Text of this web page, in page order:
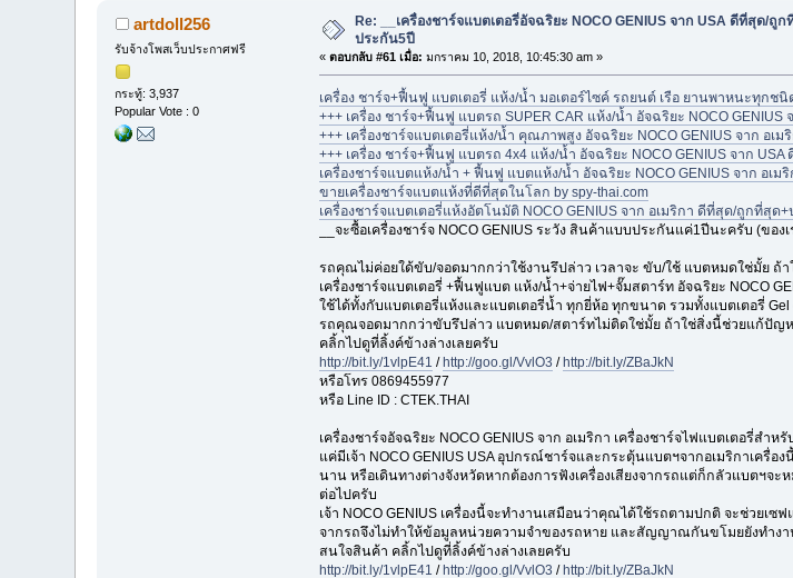
artdoll256
รับจ้างโพสเว็บประกาศฟรี
กระทู้: 3,937
Popular Vote : 0
Re: __เครื่องชาร์จแบตเตอรี่อัจฉริยะ NOCO GENIUS จาก USA ดีที่สุด/ถูก
ประกัน5ปี
« ตอบกลับ #61 เมื่อ: มกราคม 10, 2018, 10:45:30 am »
เครื่อง ชาร์จ+ฟื้นฟู แบตเตอรี่ แห้ง/น้ำ มอเตอร์ไซค์ รถยนต์ เรือ ยานพาหนะทุกช
+++ เครื่อง ชาร์จ+ฟื้นฟู แบตรถ SUPER CAR แห้ง/น้ำ อัจฉริยะ NOCO
+++ เครื่องชาร์จแบตเตอรี่แห้ง/น้ำ คุณภาพสูง อัจฉริยะ NOCO GENIUS จาก อเ
+++ เครื่อง ชาร์จ+ฟื้นฟู แบตรถ 4x4 แห้ง/น้ำ อัจฉริยะ NOCO GENIUS จาก
เครื่องชาร์จแบตแห้ง/น้ำ + ฟื้นฟู แบตแห้ง/น้ำ อัจฉริยะ NOCO GENIUS จาก อเ
ขายเครื่องชาร์จแบตแห้งที่ดีที่สุดในโลก by spy-thai.com
เครื่องชาร์จแบตเตอรี่แห้งอัตโนมัติ NOCO GENIUS จาก อเมริกา ดีที่สุด/ถูกที่สุด
__จะซื้อเครื่องชาร์จ NOCO GENIUS ระวัง สินค้าแบบประกันแค่1ปีนะครับ (ของ
รถคุณไม่ค่อยใด้ขับ/จอดมากกว่าใช้งานรึปล่าว เวลาจะ ขับ/ใช้ แบตหมดใช่มั้ย ถ้
เครื่องชาร์จแบตเตอรี่ +ฟื้นฟูแบต แห้ง/น้ำ+จ่ายไฟ+จั๊มสตาร์ท อัจฉริยะ NOCO
ใช้ได้ทั้งกับแบตเตอรี่แห้งและแบตเตอรี่น้ำ ทุกยี่ห้อ ทุกขนาด รวมทั้งแบตเตอรี่ Gel (
รถคุณจอดมากกว่าขับรึปล่าว แบตหมด/สตาร์ทไม่ติดใช่มั้ย ถ้าใช่สิ่งนี้ช่วยแก้ปั
คลิ้กไปดูที่ลิ้งค์ข้างล่างเลยครับ
http://bit.ly/1vlpE41 / http://goo.gl/VvlO3 / http://bit.ly/ZBaJkN
หรือโทร 0869455977
หรือ Line ID : CTEK.THAI
เครื่องชาร์จอัจฉริยะ NOCO GENIUS จาก อเมริกา เครื่องชาร์จไฟแบตเตอรี่
แค่มีเจ้า NOCO GENIUS USA อุปกรณ์ชาร์จและกระตุ้นแบตฯจากอเมริกาเครื่
นาน หรือเดินทางต่างจังหวัดหากต้องการฟังเครื่องเสียงจากรถแต่ก็กลัวแบตฯจะ
ต่อไปครับ
เจ้า NOCO GENIUS เครื่องนี้จะทำงานเสมือนว่าคุณได้ใช้รถตามปกติ จะช่วยเ
จากรถจึงไม่ทำให้ข้อมูลหน่วยความจำของรถหาย และสัญญาณกันขโมยยังทำง
สนใจสินค้า คลิ้กไปดูที่ลิ้งค์ข้างล่างเลยครับ
http://bit.ly/1vlpE41 / http://goo.gl/VvlO3 / http://bit.ly/ZBaJkN